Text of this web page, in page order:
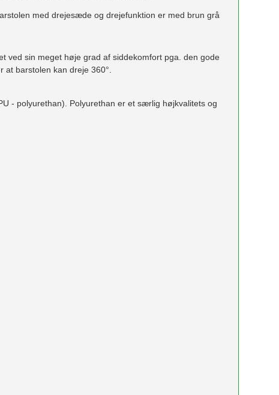
med drejesæde og drejefunktion er med brun grå
ved sin meget høje grad af siddekomfort pga. den gode
barstolen kan dreje 360°.
- polyurethan). Polyurethan er et særlig højkvalitets og